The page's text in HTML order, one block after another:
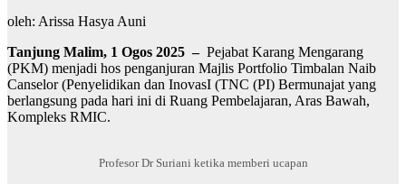
oleh: Arissa Hasya Auni
Tanjung Malim, 1 Ogos 2025 – Pejabat Karang Mengarang
(PKM) menjadi hos penganjuran Majlis Portfolio Timbalan Naib
Canselor (Penyelidikan dan InovasI (TNC (PI) Bermunajat yang
berlangsung pada hari ini di Ruang Pembelajaran, Aras Bawah,
Kompleks RMIC.
Profesor Dr Suriani ketika memberi ucapan